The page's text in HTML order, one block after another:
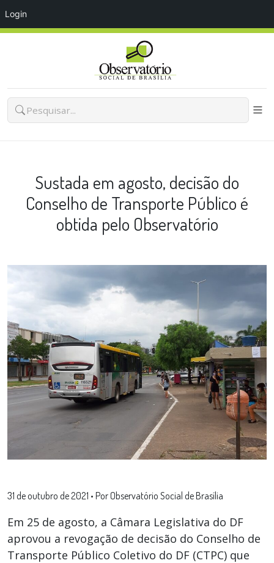
Login
Sustada em agosto, decisão do
Conselho de Transporte Público é
obtida pelo Observatório
31 de outubro de 2021 • Por Observatório Social de Brasília
Em 25 de agosto, a Câmara Legislativa do DF
aprovou a revogação de decisão do Conselho de
Transporte Público Coletivo do DF (CTPC) que